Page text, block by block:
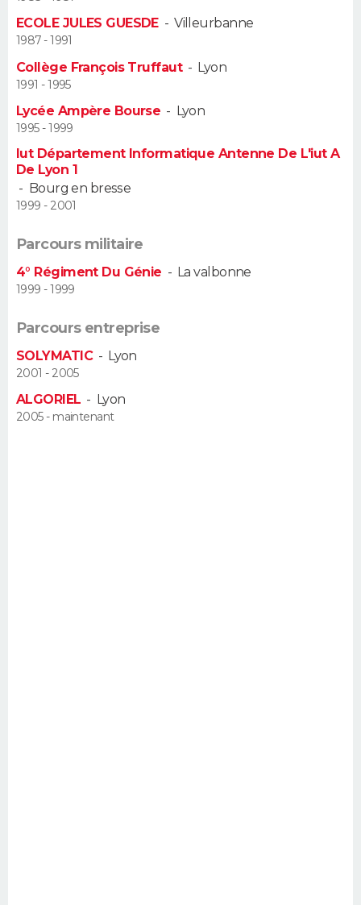
Alimentation
Guide de la santé
Maladies
Médicaments
Sommeil
VOYAGE
Destinations
City break
Voyage nature
Voyage de noces
Forum
Climat
+
PHOTO
GUIDES D'ACHAT
BONS PLANS
CARTE DE VOEUX
S'inscrire
Se connecter
Lycées
Collèges
Primaires
Universités
Entreprises
Service militaire
Avis de recherche
FORUM
Bricolage
Lifestyle
Culture
Sport
Auto
Television
Voyage
Cinema
ECOLE JULES GUESDE-Villeurbanne
1987 - 1991
Collège François Truffaut- Lyon
1991 - 1995
Lycée Ampère Bourse - Lyon
1995 - 1999
Iut Département Informatique Antenne De L'iut A
De Lyon 1
- Bourg en bresse
1999 - 2001
Parcours militaire
4° Régiment Du Génie - La valbonne
1999 - 1999
Parcours entreprise
SOLYMATIC- Lyon
2001 - 2005
ALGORIEL - Lyon
2005 - maintenant